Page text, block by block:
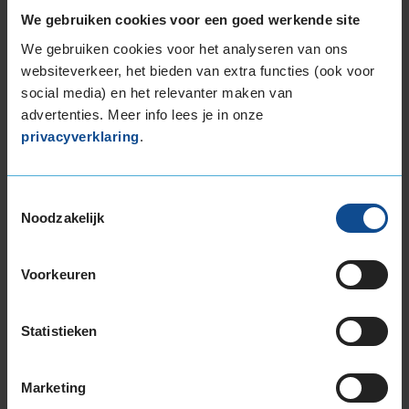
We gebruiken cookies voor een goed werkende site
We gebruiken cookies voor het analyseren van ons
websiteverkeer, het bieden van extra functies (ook voor
social media) en het relevanter maken van
advertenties. Meer info lees je in onze
privacyverklaring.
Noodzakelijk
Voorkeuren
Statistieken
Marketing
Type rijderNormaal
Auto
AUDI A3 1.6 FSi HB 4-cil. B 116pk
Kilometer per jaar 25.000 tot 50.000 km
De banden zijn wel wat minder zuinig dan
normale zomer banden
Meer beoordelingen tonen
Kies je